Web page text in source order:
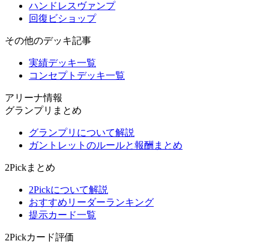
ハンドレスヴァンプ
回復ビショップ
その他のデッキ記事
実績デッキ一覧
コンセプトデッキ一覧
アリーナ情報
グランプリまとめ
グランプリについて解説
ガントレットのルールと報酬まとめ
2Pickまとめ
2Pickについて解説
おすすめリーダーランキング
提示カード一覧
2Pickカード評価